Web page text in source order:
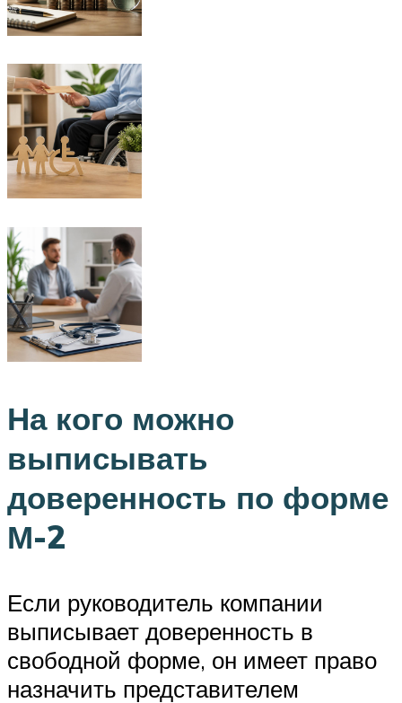
На кого можно
выписывать
доверенность по форме
М-2
Если руководитель компании
выписывает доверенность в
свободной форме, он имеет право
назначить представителем